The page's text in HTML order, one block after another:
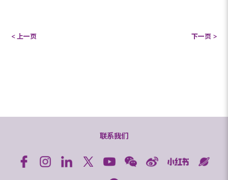
< 上一页 下一页 >
联系我们